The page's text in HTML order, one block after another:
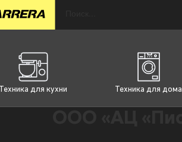
Техника для кухни Техника для дома